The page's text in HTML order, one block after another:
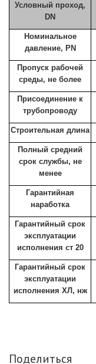
Условный проход,
DN
Номинальное
давление, PN
Пропуск рабочей
среды, не более
Присоединение к
трубопроводу
Строительная длина
Полный средний
срок службы, не
менее
Гарантийная
наработка
Гарантийный срок
эксплуатации
исполнения ст 20
Гарантийный срок
эксплуатации
исполнения ХЛ, нж
Поделиться